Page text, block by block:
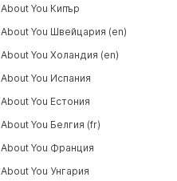
About You Кипър
About You Швейцария (en)
About You Холандия (en)
About You Испания
About You Естония
About You Белгия (fr)
About You Франция
About You Унгария